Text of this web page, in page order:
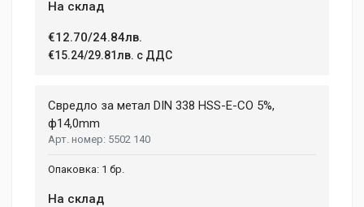
На склад
€12.70/24.84лв.
€15.24/29.81лв. с ДДС
Свредло за метал DIN 338 HSS-E-CO 5%,
ф14,0mm
5502 140
1 бр.
На склад